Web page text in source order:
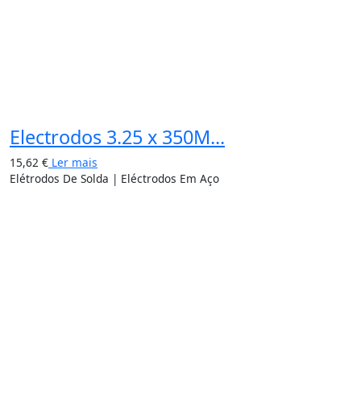
Electrodos 3.25 x 350M...
15,62 € Ler mais
Elétrodos De Solda | Eléctrodos Em Aço